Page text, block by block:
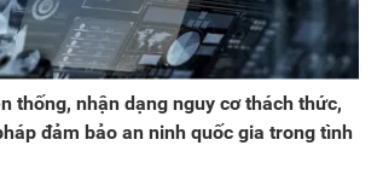
thống, nhận dạng nguy cơ thách thức,
đảm bảo an ninh quốc gia trong tình